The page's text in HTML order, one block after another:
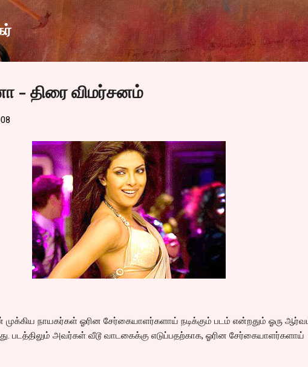
Skip to main content
- திரை விமர்சனம்
முக்கிய நாயகர்கள் ஓரின சேர்கையாளர்களாய் நடிக்கும் படம் என்றதும் ஓரு
படத்திலும் அவர்கள் வீடூ வாடகைக்கு எடுப்பதற்காக, ஓரின சேர்கையாளர்களாய்